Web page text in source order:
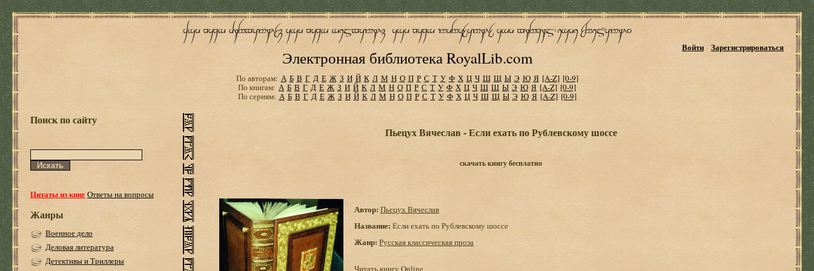
Электронная библиотека RoyalLib.com
Войти Зарегистрироваться
По авторам: А Б В Г Д Е Ж З И Й К Л М Н О П Р С Т У Ф Х Ц Ч Ш Щ Ы Э Ю Я [A-Z] [0-9]
По книгам: А Б В Г Д Е Ж З И Й К Л М Н О П Р С Т У Ф Х Ц Ч Ш Щ Ы Э Ю Я [A-Z] [0-9]
По сериям: А Б В Г Д Е Ж З И Й К Л М Н О П Р С Т У Ф Х Ц Ч Ш Щ Ы Э Ю Я [A-Z] [0-9]
Поиск по сайту
Цитаты из книгОтветы на вопросы
Жанры
Военное дело
Деловая литература
Детективы и Триллеры
Пьецух Вячеслав - Если ехать по Рублевскому шоссе
скачать книгу бесплатно
Автор: Пьецух Вячеслав
Название: Если ехать по Рублевскому шоссе
Жанр: Русская классическая проза
Читать книгу Online